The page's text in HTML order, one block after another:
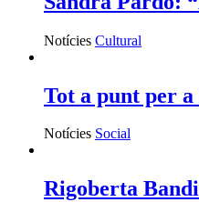
Notícies Cultural
Tot a punt per
Notícies Social
Rigoberta